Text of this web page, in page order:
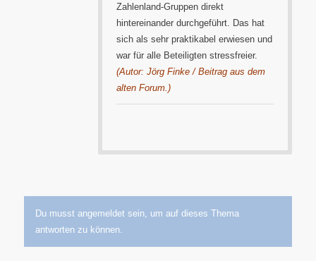
Zahlenland-Gruppen direkt
hintereinander durchgeführt. Das hat
sich als sehr praktikabel erwiesen und
war für alle Beteiligten stressfreier.
(Autor: Jörg Finke / Beitrag aus dem
alten Forum.)
Du musst angemeldet sein, um auf dieses Thema
antworten zu können.